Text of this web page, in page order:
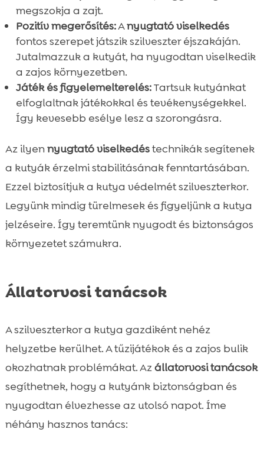
megszokja a zajt.
Pozitív megerősítés:Anyugtató viselkedés
fontos szerepet játszik szilveszter éjszakáján.
Jutalmazzuk a kutyát, ha nyugodtan viselkedik
a zajos környezetben.
Játék és figyelemelterelés:Tartsuk kutyánkat
elfoglaltnak játékokkal és tevékenységekkel.
Így kevesebb esélye lesz a szorongásra.
Az ilyennyugtató viselkedéstechnikák segítenek
a kutyák érzelmi stabilitásának fenntartásában.
Ezzel biztosítjuk a kutya védelmét szilveszterkor.
Legyünk mindig türelmesek és figyeljünk a kutya
jelzéseire. Így teremtünk nyugodt és biztonságos
környezetet számukra.
Állatorvosi tanácsok
A szilveszterkor a kutya gazdiként nehéz
helyzetbe kerülhet. A tűzijátékok és a zajos bulik
okozhatnak problémákat. Azállatorvosi tanácsok
segíthetnek, hogy a kutyánk biztonságban és
nyugodtan élvezhesse az utolsó napot. Íme
néhány hasznos tanács: